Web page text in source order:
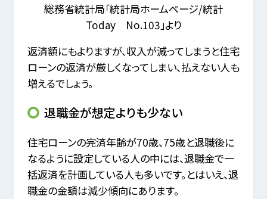
総務省統計局「統計局ホームページ/統計
Today No.103」より
返済額にもよりますが、収入が減ってしまうと住宅
ローンの返済が厳しくなってしまい、払えない人も
増えるでしょう。
退職金が想定よりも少ない
住宅ローンの完済年齢が70歳、75歳と退職後に
なるように設定している人の中には、退職金で一
括返済を計画している人も多いです。とはいえ、退
職金の金額は減少傾向にあります。